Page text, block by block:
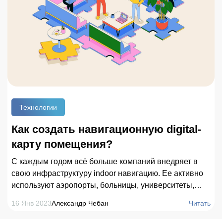
Технологии
Как создать навигационную digital-
карту помещения?
С каждым годом всё больше компаний внедряет в
свою инфраструктуру indoor навигацию. Ее активно
используют аэропорты, больницы, университеты,
прогнозы MRFR, к 2030 году глобальный рынок
16 Янв 2023Александр Чебан Читать